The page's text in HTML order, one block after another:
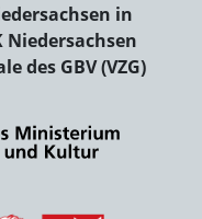
in
des GBV (VZG)